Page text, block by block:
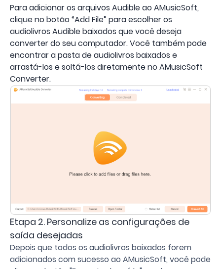
Para adicionar os arquivos Audible ao AMusicSoft,
clique no botão “Add File” para escolher os
audiolivros Audible baixados que você deseja
converter do seu computador. Você também pode
encontrar a pasta de audiolivros baixados e
arrastá-los e soltá-los diretamente no AMusicSoft
Converter.
Etapa 2. Personalize as configurações de
saída desejadas
Depois que todos os audiolivros baixados forem
adicionados com sucesso ao AMusicSoft, você pode